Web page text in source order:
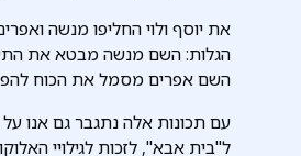
את יוסף ולוי החליפו מנשה
הגלות: השם מנשה מבטא את
השם אפרים מסמל את הכוח
עם תכונות אלה נתגבר גם אנו
ל"בית אבא", לזכות לגילויי